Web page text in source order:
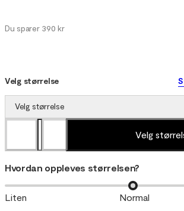
Du sparer 390 kr
Velg størrelse
Velg størrelse
Velg
Hvordan oppleves størrelsen?
Liten Normal